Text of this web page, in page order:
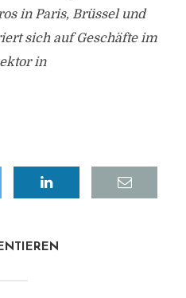
in Paris, Brüssel und
sich auf Geschäfte im
in